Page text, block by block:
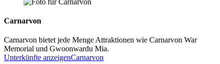
Carnarvon
Carnarvon bietet jede Menge Attraktionen wie Carnarvon War
Memorial und Gwoonwardu Mia.
Unterkünfte anzeigenCarnarvon